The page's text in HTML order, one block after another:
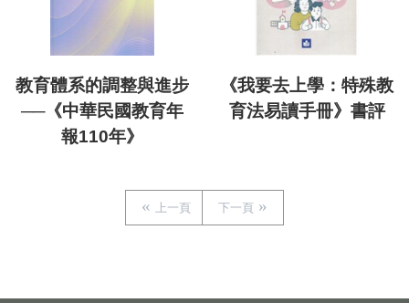
教育體系的調整與進步
──《中華民國教育年
報110年》
《我要去上學：特殊教
育法易讀手冊》書評
上一頁 下一頁